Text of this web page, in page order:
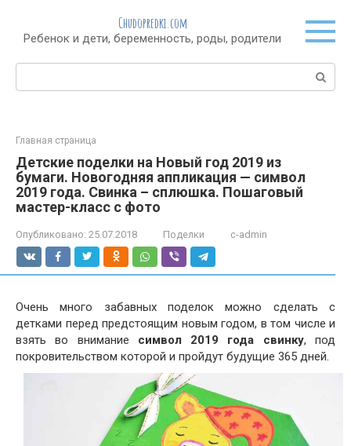
контенту
Chudopredki.com
Ребенок и дети, беременность, роды, родители
Поиск:
Главная страница
Детские поделки на Новый год 2019 из
бумаги. Новогодняя аппликация — символ
2019 года. Свинка – сплюшка. Пошаговый
мастер-класс с фото
Опубликовано: 25.07.2018 Поделки c-admin
Очень много забавных поделок можно сделать с
детками перед предстоящим новым годом, в том числе и
взять во внимание символ 2019 года свинку, под
покровительством которой и пройдут будущие 365 дней.